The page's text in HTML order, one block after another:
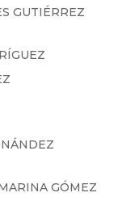
GUTIÉRREZ
GÓMEZ